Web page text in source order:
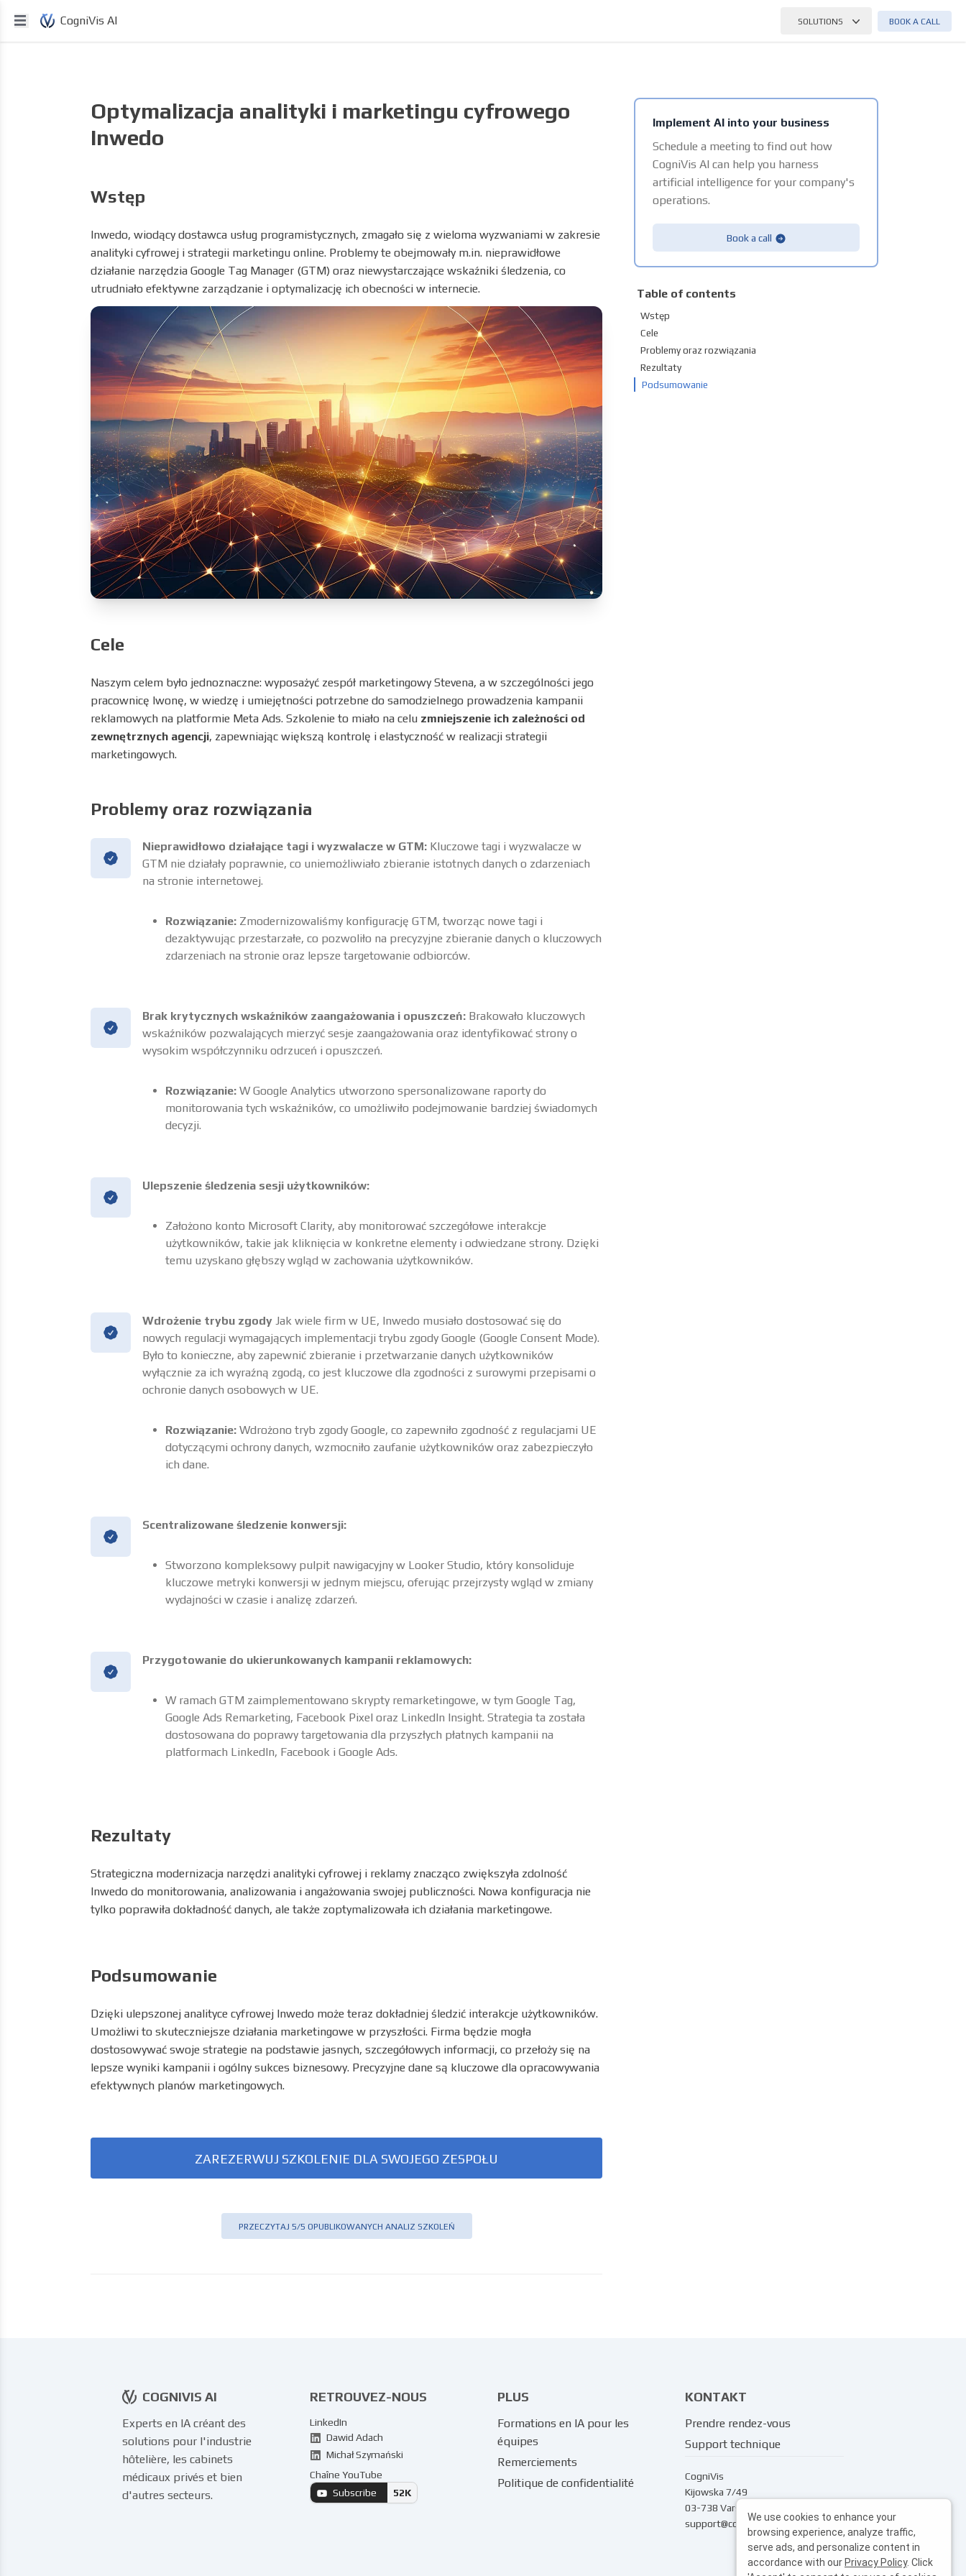
CogniVis AI SOLUTIONS BOOK A CALL
Optymalizacja analityki i marketingu cyfrowego
Inwedo
Wstęp
Inwedo, wiodący dostawca usług programistycznych, zmagało się z wieloma wyzwaniami w zakresie
analityki cyfrowej i strategii marketingu online. Problemy te obejmowały m.in. nieprawidłowe
działanie narzędzia Google Tag Manager (GTM) oraz niewystarczające wskaźniki śledzenia, co
utrudniało efektywne zarządzanie i optymalizację ich obecności w internecie.
Cele
Naszym celem było jednoznaczne: wyposażyć zespół marketingowy Stevena, a w szczególności jego
pracownicę Iwonę, w wiedzę i umiejętności potrzebne do samodzielnego prowadzenia kampanii
reklamowych na platformie Meta Ads. Szkolenie to miało na celu zmniejszenie ich zależności od
zewnętrznych agencji, zapewniając większą kontrolę i elastyczność w realizacji strategii
marketingowych.
Problemy oraz rozwiązania
Nieprawidłowo działające tagi i wyzwalacze w GTM: Kluczowe tagi i wyzwalacze w
GTM nie działały poprawnie, co uniemożliwiało zbieranie istotnych danych o zdarzeniach
na stronie internetowej.
Rozwiązanie: Zmodernizowaliśmy konfigurację GTM, tworząc nowe tagi i
dezaktywując przestarzałe, co pozwoliło na precyzyjne zbieranie danych o kluczowych
zdarzeniach na stronie oraz lepsze targetowanie odbiorców.
Brak krytycznych wskaźników zaangażowania i opuszczeń: Brakowało kluczowych
wskaźników pozwalających mierzyć sesje zaangażowania oraz identyfikować strony o
wysokim współczynniku odrzuceń i opuszczeń.
Rozwiązanie: W Google Analytics utworzono spersonalizowane raporty do
monitorowania tych wskaźników, co umożliwiło podejmowanie bardziej świadomych
decyzji.
Ulepszenie śledzenia sesji użytkowników:
Założono konto Microsoft Clarity, aby monitorować szczegółowe interakcje
użytkowników, takie jak kliknięcia w konkretne elementy i odwiedzane strony. Dzięki
temu uzyskano głębszy wgląd w zachowania użytkowników.
Wdrożenie trybu zgody Jak wiele firm w UE, Inwedo musiało dostosować się do
nowych regulacji wymagających implementacji trybu zgody Google (Google Consent Mode).
Było to konieczne, aby zapewnić zbieranie i przetwarzanie danych użytkowników
wyłącznie za ich wyraźną zgodą, co jest kluczowe dla zgodności z surowymi przepisami o
ochronie danych osobowych w UE.
Rozwiązanie: Wdrożono tryb zgody Google, co zapewniło zgodność z regulacjami UE
dotyczącymi ochrony danych, wzmocniło zaufanie użytkowników oraz zabezpieczyło
ich dane.
Scentralizowane śledzenie konwersji:
Stworzono kompleksowy pulpit nawigacyjny w Looker Studio, który konsoliduje
kluczowe metryki konwersji w jednym miejscu, oferując przejrzysty wgląd w zmiany
wydajności w czasie i analizę zdarzeń.
Przygotowanie do ukierunkowanych kampanii reklamowych:
W ramach GTM zaimplementowano skrypty remarketingowe, w tym Google Tag,
Google Ads Remarketing, Facebook Pixel oraz LinkedIn Insight. Strategia ta została
dostosowana do poprawy targetowania dla przyszłych płatnych kampanii na
platformach LinkedIn, Facebook i Google Ads.
Rezultaty
Strategiczna modernizacja narzędzi analityki cyfrowej i reklamy znacząco zwiększyła zdolność
Inwedo do monitorowania, analizowania i angażowania swojej publiczności. Nowa konfiguracja nie
tylko poprawiła dokładność danych, ale także zoptymalizowała ich działania marketingowe.
Podsumowanie
Dzięki ulepszonej analityce cyfrowej Inwedo może teraz dokładniej śledzić interakcje użytkowników.
Umożliwi to skuteczniejsze działania marketingowe w przyszłości. Firma będzie mogła
dostosowywać swoje strategie na podstawie jasnych, szczegółowych informacji, co przełoży się na
lepsze wyniki kampanii i ogólny sukces biznesowy. Precyzyjne dane są kluczowe dla opracowywania
efektywnych planów marketingowych.
ZAREZERWUJ SZKOLENIE DLA SWOJEGO ZESPOŁU
PRZECZYTAJ 5/5 OPUBLIKOWANYCH ANALIZ SZKOLEŃ
Implement AI into your business
Schedule a meeting to find out how
CogniVis AI can help you harness
artificial intelligence for your company's
operations.
Book a call
Table of contents
Wstęp
Cele
Problemy oraz rozwiązania
Rezultaty
Podsumowanie
COGNIVIS AI
Experts en IA créant des
solutions pour l'industrie
hôtelière, les cabinets
médicaux privés et bien
d'autres secteurs.
RETROUVEZ-NOUS
LinkedIn
Dawid Adach
Michał Szymański
Chaîne YouTube
Subscribe
52K
PLUS
Formations en IA pour les
équipes
Remerciements
Politique de confidentialité
KONTAKT
Prendre rendez-vous
Support technique
CogniVis
Kijowska 7/49
03-738 Varsovie
support@cognivis.ai
We use cookies to enhance your
browsing experience, analyze traffic,
serve ads, and personalize content in
accordance with ourPrivacy Policy. Click